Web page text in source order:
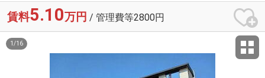
賃料5.10万円 / 管理費等2800円
1 /16